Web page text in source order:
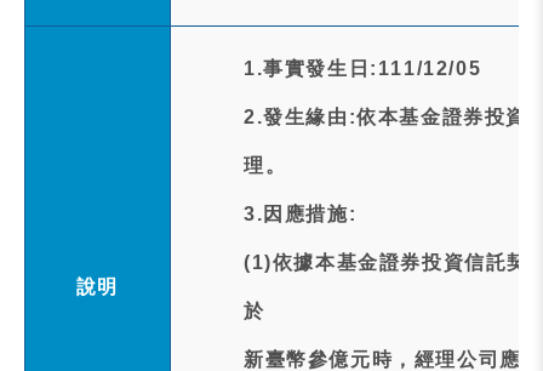
說明
1.事實發生日:111/12/05
2.發生緣由:依本基金證券投資
理。
3.因應措施:
(1)依據本基金證券投資信託契
於
新臺幣參億元時，經理公司應